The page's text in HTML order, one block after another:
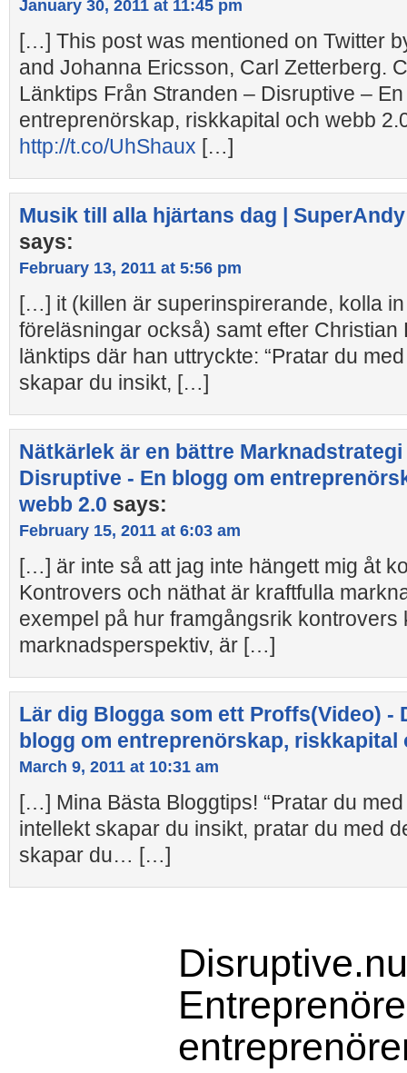
January 30, 2011 at 11:45 pm
[…] This post was mentioned on Twitter
and Johanna Ericsson, Carl Zetterberg.
Länktips Från Stranden – Disruptive –
entreprenörskap, riskkapital och webb
http://t.co/UhShaux […]
Musik till alla hjärtans dag |
says:
February 13, 2011 at 5:56 pm
[…] it (killen är superinspirerande, kolla
föreläsningar också) samt efter Christian
länktips där han uttryckte: “Pratar du
skapar du insikt, […]
Nätkärlek är en bättre
Disruptive - En blogg om
webb 2.0 says:
February 15, 2011 at 6:03 am
[…] är inte så att jag inte hängett mig åt
Kontrovers och näthat är kraftfulla
exempel på hur framgångsrik kontrovers
marknadsperspektiv, är […]
Lär dig Blogga som ett Proffs(Video) -
blogg om entreprenörskap, riskkapital
March 9, 2011 at 10:31 am
[…] Mina Bästa Bloggtips! “Pratar du
intellekt skapar du insikt, pratar du med
skapar du… […]